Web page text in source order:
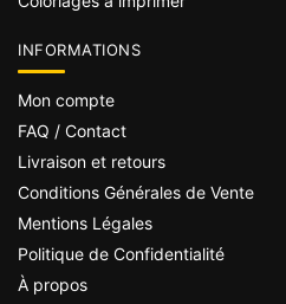
INFORMATIONS
Mon compte
FAQ / Contact
Livraison et retours
Conditions Générales de Vente
Mentions Légales
Politique de Confidentialité
À propos